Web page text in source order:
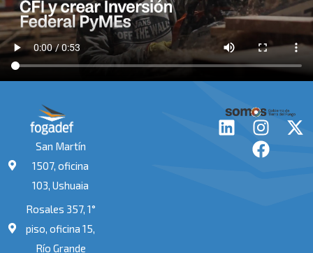
San Martín
1507, oficina
103, Ushuaia
Rosales 357, 1°
piso, oficina 15,
Río Grande
L
I
n
s
X
F
a
c